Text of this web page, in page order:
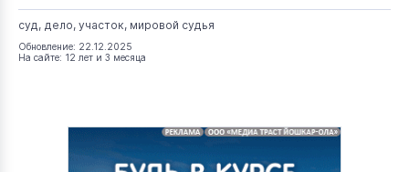
суд, дело, участок, мировой судья
Обновление: 22.12.2025
На сайте: 12 лет и 3 месяца